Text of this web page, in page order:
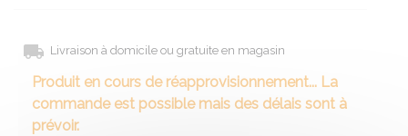
Livraison à domicile ou gratuite en magasin
Produit en cours de réapprovisionnement... La
commande est possible mais des délais sont à
prévoir.